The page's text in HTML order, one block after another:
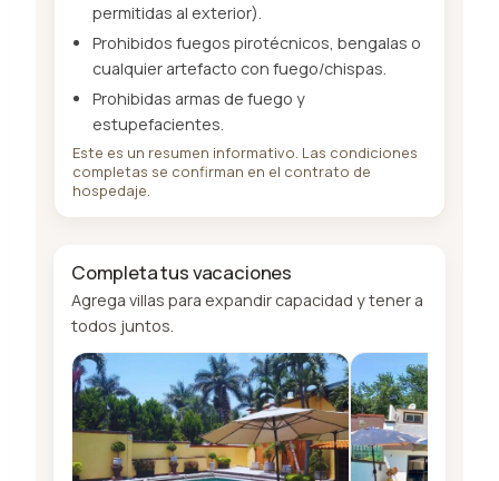
permitidas al exterior).
Prohibidos fuegos pirotécnicos, bengalas o
cualquier artefacto con fuego/chispas.
Prohibidas armas de fuego y
estupefacientes.
Este es un resumen informativo. Las condiciones
completas se confirman en el contrato de
hospedaje.
Completa tus vacaciones
Agrega villas para expandir capacidad y tener a
todos juntos.